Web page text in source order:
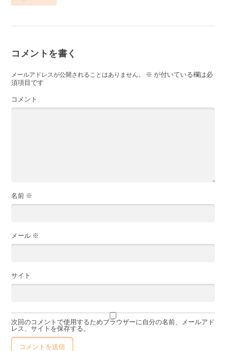
コメントを書く
メールアドレスが公開されることはありません。 ※ が付いている欄は必
須項目です
コメント
名前 ※
メール ※
サイト
次回のコメントで使用するためブラウザーに自分の名前、メールアド
レス、サイトを保存する。